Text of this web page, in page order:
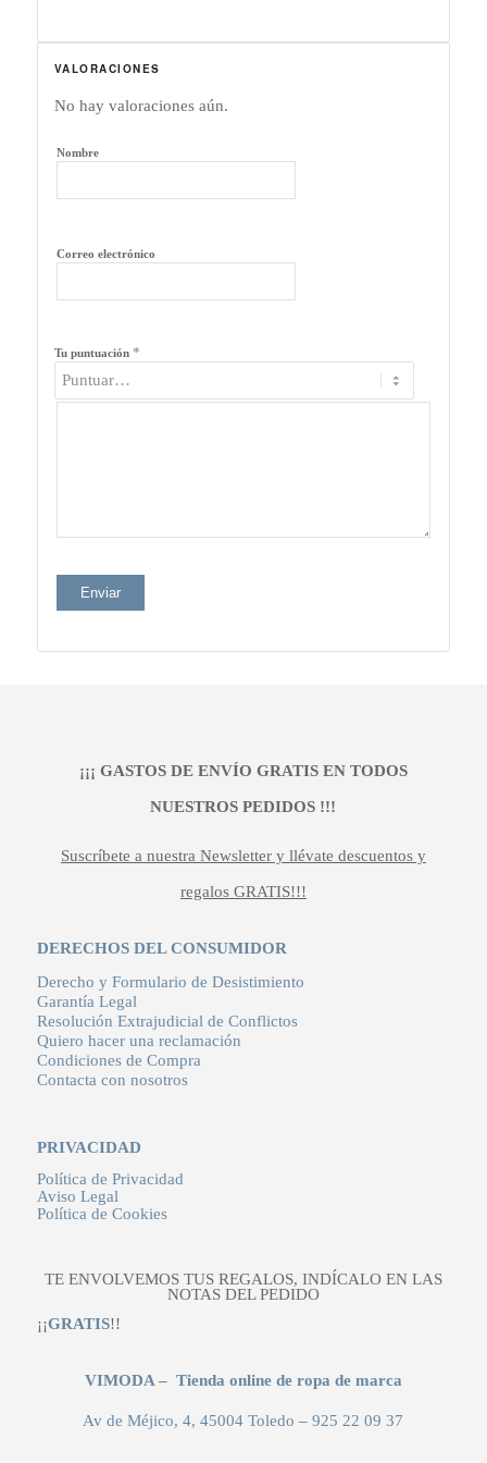
VALORACIONES
No hay valoraciones aún.
Nombre
Correo electrónico
Tu puntuación *
¡¡¡ GASTOS DE ENVÍO GRATIS EN TODOS
NUESTROS PEDIDOS !!!
Suscríbete a nuestra Newsletter y llévate descuentos y
regalos GRATIS!!!
DERECHOS DEL CONSUMIDOR
Derecho y Formulario de Desistimiento
Garantía Legal
Resolución Extrajudicial de Conflictos
Quiero hacer una reclamación
Condiciones de Compra
Contacta con nosotros
PRIVACIDAD
Política de Privacidad
Aviso Legal
Política de Cookies
TE ENVOLVEMOS TUS REGALOS, INDÍCALO EN LAS
NOTAS DEL PEDIDO
¡¡GRATIS!!
VIMODA – Tienda online de ropa de marca
Av de Méjico, 4, 45004 Toledo –925 22 09 37